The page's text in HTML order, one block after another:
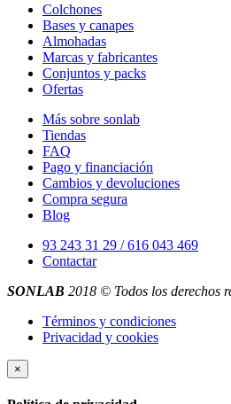
Colchones
Bases y canapes
Almohadas
Marcas y fabricantes
Conjuntos y packs
Ofertas
Más sobre sonlab
Tiendas
FAQ
Pago y financiación
Cambios y devoluciones
Compra segura
Blog
93 243 31 29 / 616 043 469
Contactar
SONLAB 2018 © Todos los derechos
Términos y condiciones
Privacidad y cookies
×